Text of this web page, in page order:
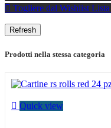
 Togliere dal Wishlist
Prodotti nella stessa categoria
 Quick view